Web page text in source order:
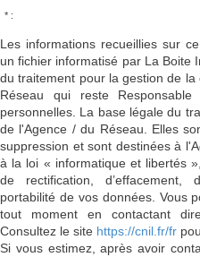
* :
Les informations recueillies sur
un fichier informatisé par La Boite
du traitement pour la gestion de
Réseau qui reste
personnelles. La base légale du
de l'Agence / du Réseau. Elles
suppression et sont destinées à
à la loi « informatique et libertés
de rectification, d’effacement,
portabilité de vos données. Vous
tout moment en contactant
Consultez le site https://cnil.fr/fr
Si vous estimez, après avoir